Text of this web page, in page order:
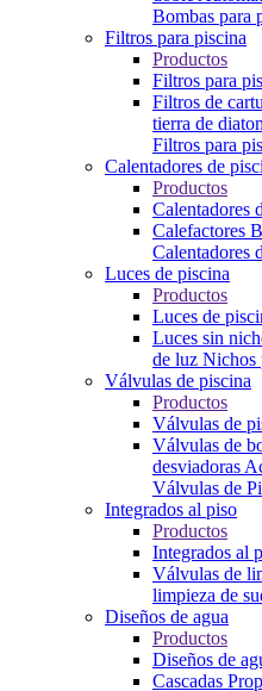
Bombas para
Filtros para piscina
Productos
Filtros para
Filtros de
tierra de
Filtros para
Calentadores de
Productos
Calentadores
Calefactores
Calentadores
Luces de piscina
Productos
Luces de
Luces sin
de luz Nichos
Válvulas de piscina
Productos
Válvulas de
Válvulas de
desviadoras
Válvulas de
Integrados al piso
Productos
Integrados al
Válvulas de
limpieza de
Diseños de agua
Productos
Diseños de
Cascadas